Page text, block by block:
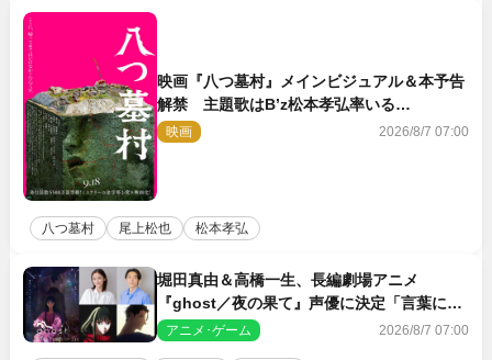
映画『八つ墓村』メインビジュアル＆本予告
解禁 主題歌はB’z松本孝弘率いる
TMG「DOOM」に決定
映画 2026/8/7 07:00
八つ墓村 尾上松也 松本孝弘
堀田真由＆高橋一生、長編劇場アニメ
『ghost／夜の果て』声優に決定「言葉には
できない沢山の感情を思い出しました」
アニメ･ゲーム 2026/8/7 07:00